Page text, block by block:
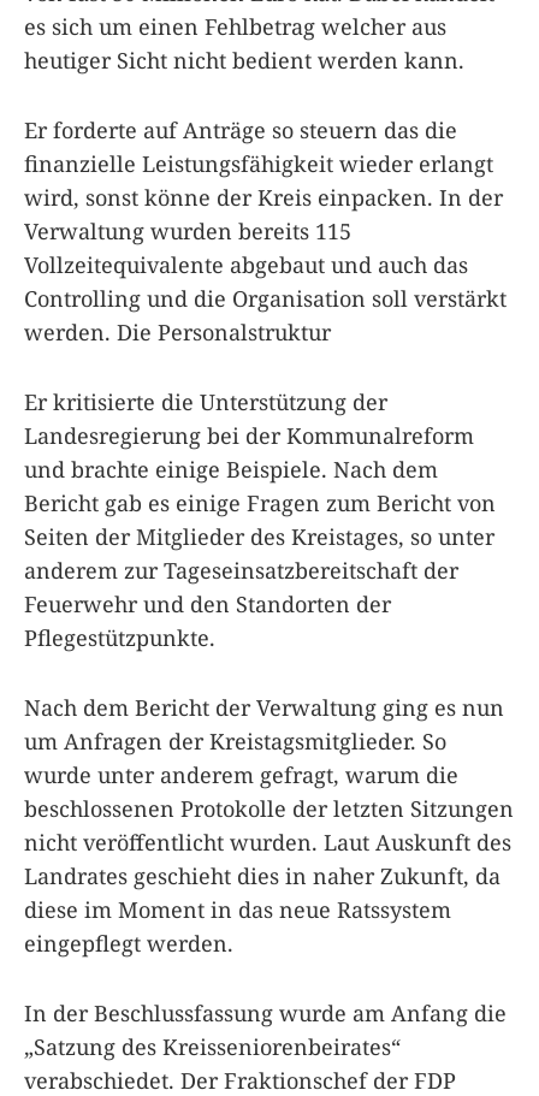
es sich um einen Fehlbetrag welcher aus
heutiger Sicht nicht bedient werden kann.
Er forderte auf Anträge so steuern das die
finanzielle Leistungsfähigkeit wieder erlangt
wird, sonst könne der Kreis einpacken. In der
Verwaltung wurden bereits 115
Vollzeitequivalente abgebaut und auch das
Controlling und die Organisation soll verstärkt
werden. Die Personalstruktur
Er kritisierte die Unterstützung der
Landesregierung bei der Kommunalreform
und brachte einige Beispiele. Nach dem
Bericht gab es einige Fragen zum Bericht von
Seiten der Mitglieder des Kreistages, so unter
anderem zur Tageseinsatzbereitschaft der
Feuerwehr und den Standorten der
Pflegestützpunkte.
Nach dem Bericht der Verwaltung ging es nun
um Anfragen der Kreistagsmitglieder. So
wurde unter anderem gefragt, warum die
beschlossenen Protokolle der letzten Sitzungen
nicht veröffentlicht wurden. Laut Auskunft des
Landrates geschieht dies in naher Zukunft, da
diese im Moment in das neue Ratssystem
eingepflegt werden.
In der Beschlussfassung wurde am Anfang die
„Satzung des Kreisseniorenbeirates“
verabschiedet. Der Fraktionschef der FDP